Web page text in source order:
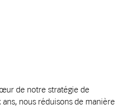
de notre stratégie de
nous réduisons de manière